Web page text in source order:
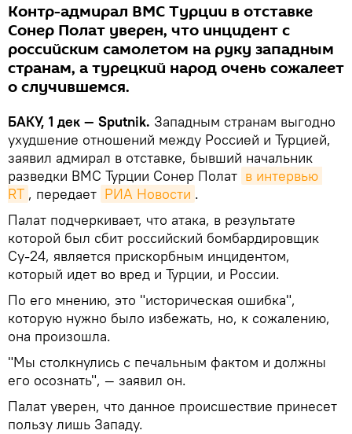
Контр-адмирал ВМС Турции в отставке
Сонер Полат уверен, что инцидент с
российским самолетом на руку западным
странам, а турецкий народ очень сожалеет
о случившемся.
БАКУ, 1 дек — Sputnik. Западным странам выгодно
ухудшение отношений между Россией и Турцией,
заявил адмирал в отставке, бывший начальник
разведки ВМС Турции Сонер Полат в интервью
RT , передает РИА Новости .
Палат подчеркивает, что атака, в результате
которой был сбит российский бомбардировщик
Су-24, является прискорбным инцидентом,
который идет во вред и Турции, и России.
По его мнению, это "историческая ошибка",
которую нужно было избежать, но, к сожалению,
она произошла.
"Мы столкнулись с печальным фактом и должны
его осознать", — заявил он.
Палат уверен, что данное происшествие принесет
пользу лишь Западу.